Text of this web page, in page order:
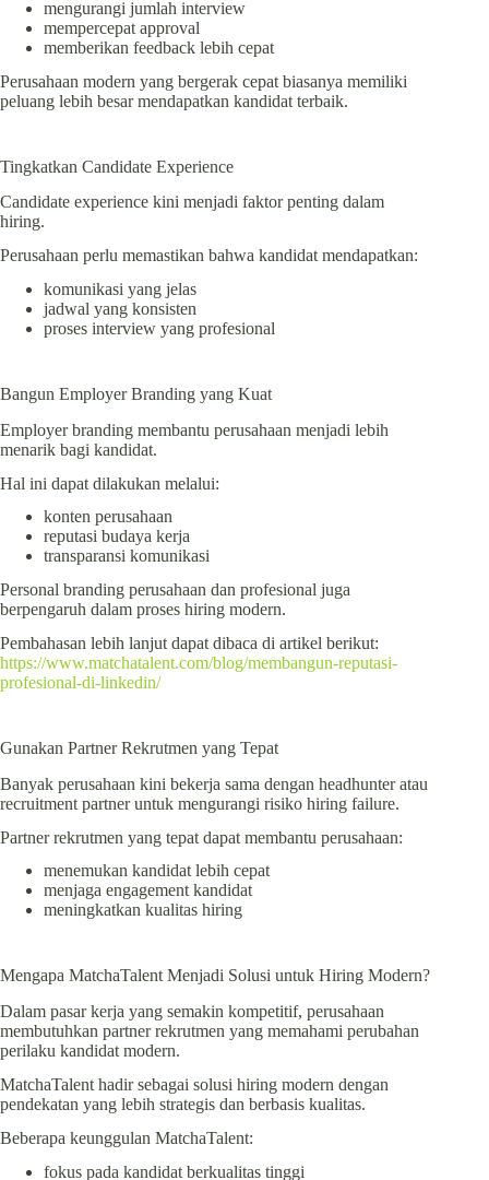
mengurangi jumlah interview
mempercepat approval
memberikan feedback lebih cepat
Perusahaan modern yang bergerak cepat biasanya memiliki
peluang lebih besar mendapatkan kandidat terbaik.
Tingkatkan Candidate Experience
Candidate experience kini menjadi faktor penting dalam
hiring.
Perusahaan perlu memastikan bahwa kandidat mendapatkan:
komunikasi yang jelas
jadwal yang konsisten
proses interview yang profesional
Bangun Employer Branding yang Kuat
Employer branding membantu perusahaan menjadi lebih
menarik bagi kandidat.
Hal ini dapat dilakukan melalui:
konten perusahaan
reputasi budaya kerja
transparansi komunikasi
Personal branding perusahaan dan profesional juga
berpengaruh dalam proses hiring modern.
Pembahasan lebih lanjut dapat dibaca di artikel berikut:
https://www.matchatalent.com/blog/membangun-reputasi-
profesional-di-linkedin/
Gunakan Partner Rekrutmen yang Tepat
Banyak perusahaan kini bekerja sama dengan headhunter atau
recruitment partner untuk mengurangi risiko hiring failure.
Partner rekrutmen yang tepat dapat membantu perusahaan:
menemukan kandidat lebih cepat
menjaga engagement kandidat
meningkatkan kualitas hiring
Mengapa MatchaTalent Menjadi Solusi untuk Hiring Modern?
Dalam pasar kerja yang semakin kompetitif, perusahaan
membutuhkan partner rekrutmen yang memahami perubahan
perilaku kandidat modern.
MatchaTalent hadir sebagai solusi hiring modern dengan
pendekatan yang lebih strategis dan berbasis kualitas.
Beberapa keunggulan MatchaTalent:
fokus pada kandidat berkualitas tinggi